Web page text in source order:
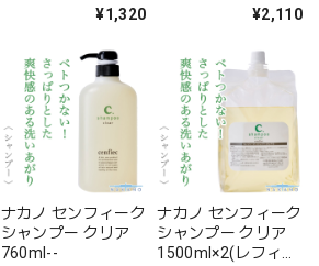
¥1,320 ¥2,110
ナカノ センフィーク
シャンプー クリア
760ml--
ナカノ センフィーク
シャンプー クリア
1500ml×2(レフィ